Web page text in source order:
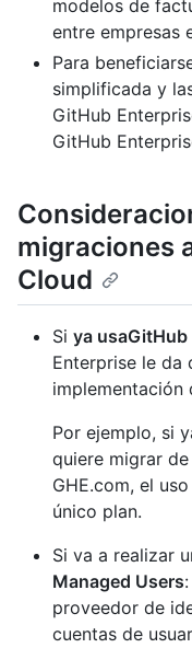
modelos de
entre empresas
Para
simplificada y
GitHub
GitHub
migraciones
Cloud
Si ya
Enterprise le da
implementación
Por ejemplo, si
quiere migrar
GHE.com, el
único plan.
Si va a realizar
Managed Users
proveedor de
cuentas de